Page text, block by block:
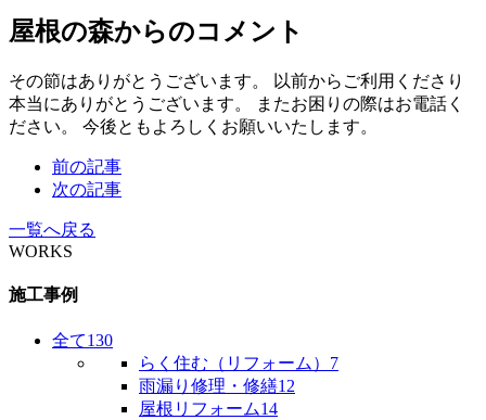
屋根の森からのコメント
その節はありがとうございます。 以前からご利用くださり
本当にありがとうございます。 またお困りの際はお電話く
ださい。 今後ともよろしくお願いいたします。
前の記事
次の記事
一覧へ戻る
WORKS
施工事例
全て130
らく住む（リフォーム） 7
雨漏り修理・修繕12
屋根リフォーム14